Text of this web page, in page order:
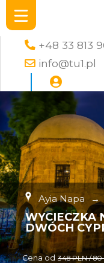
+48 33 813
info@tu1.pl
Ayia Napa →
WYCIECZKA
DWÓCH
Cena od 348 PLN / 80